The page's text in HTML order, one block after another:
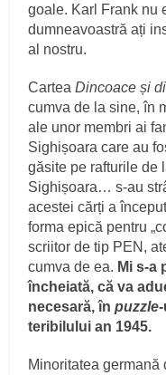
goale. Karl Frank nu
dumneavoastră ați
al nostru.
Cartea Dincoace și
cumva de la sine, în
ale unor membri ai
Sighișoara care au
găsite pe rafturile de
Sighișoara… s-au
acestei cărți a
forma epică pentru
scriitor de tip PEN,
cumva de ea. Mi s-a
încheiată, că va
necesară, înpuzzle
teribilului an 1945.
Minoritatea germană